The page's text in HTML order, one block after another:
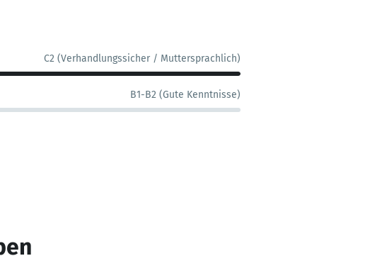
C2 (Verhandlungssicher / Muttersprachlich)
B1-B2 (Gute Kenntnisse)